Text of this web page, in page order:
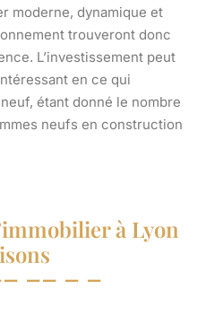
moderne, dynamique et
trouveront donc
L’investissement peut
en ce qui
étant donné le nombre
neufs en construction
à Lyon